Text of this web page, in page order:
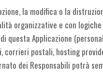
la modifica o la
organizzative e con
Applicazione
postali, hosting
dei Responsabili potrà